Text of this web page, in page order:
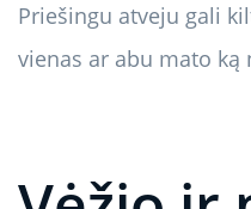
Priešingu atveju gali
vienas ar abu mato ką